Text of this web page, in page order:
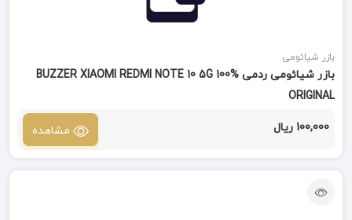
بازر شیائومی
بازر شیائومی ردمی BUZZER XIAOMI REDMI NOTE 10 5G 100%
ORIGINAL
100,000 ریال مشاهده